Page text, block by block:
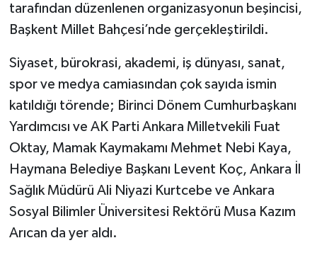
tarafından düzenlenen organizasyonun beşincisi,
Başkent Millet Bahçesi’nde gerçekleştirildi.
Siyaset, bürokrasi, akademi, iş dünyası, sanat,
spor ve medya camiasından çok sayıda ismin
katıldığı törende; Birinci Dönem Cumhurbaşkanı
Yardımcısı ve AK Parti Ankara Milletvekili Fuat
Oktay, Mamak Kaymakamı Mehmet Nebi Kaya,
Haymana Belediye Başkanı Levent Koç, Ankara İl
Sağlık Müdürü Ali Niyazi Kurtcebe ve Ankara
Sosyal Bilimler Üniversitesi Rektörü Musa Kazım
Arıcan da yer aldı.
Vasıta
Yaşam